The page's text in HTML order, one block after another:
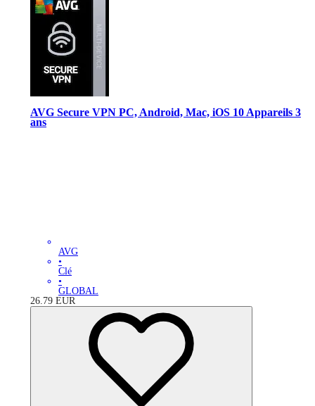
AVG Secure VPN PC, Android, Mac, iOS 10 Appareils 3
ans
AVG
•
Clé
•
GLOBAL
26.79 EUR